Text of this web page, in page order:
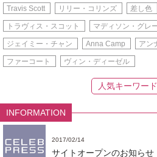
Travis Scott リリー・コリンズ 差し色
トラヴィス・スコット マディソン・グレ
ジェイミー・チャン Anna Camp アン
ファーコート ヴィン・ディーゼル
人気キーワー
INFORMATION
2017/02/14
サイトオープンのお知らせ